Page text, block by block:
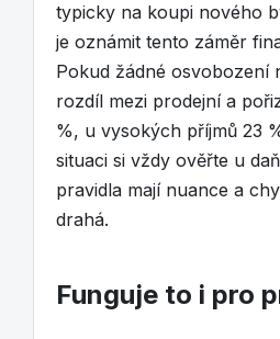
typicky na koupi nového
je oznámit tento záměr
Pokud žádné osvobození
rozdíl mezi prodejní a
%, u vysokých příjmů 23
situaci si vždy ověřte u
pravidla mají nuance a
drahá.
Funguje to i pro